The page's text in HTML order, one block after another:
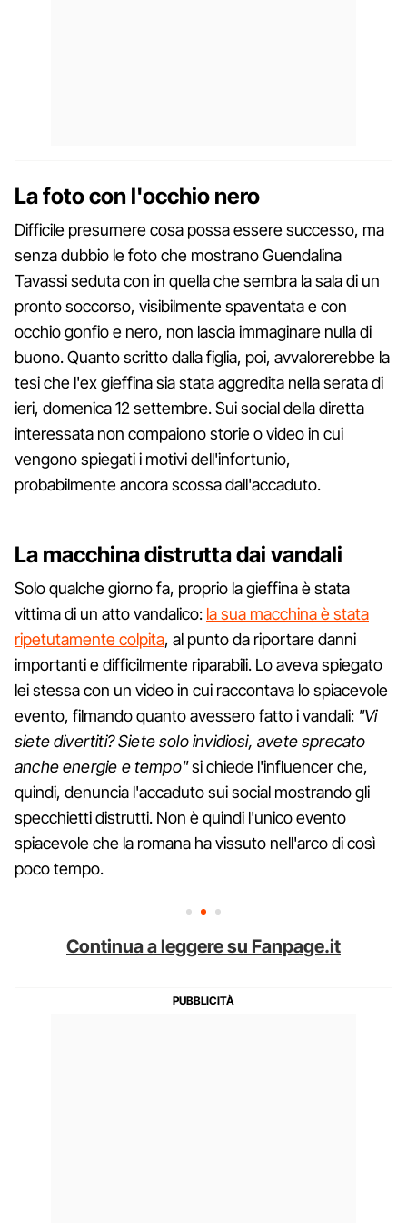
La foto con l'occhio nero
Difficile presumere cosa possa essere successo, ma
senza dubbio le foto che mostrano Guendalina
Tavassi seduta con in quella che sembra la sala di un
pronto soccorso, visibilmente spaventata e con
occhio gonfio e nero, non lascia immaginare nulla di
buono. Quanto scritto dalla figlia, poi, avvalorerebbe la
tesi che l'ex gieffina sia stata aggredita nella serata di
ieri, domenica 12 settembre. Sui social della diretta
interessata non compaiono storie o video in cui
vengono spiegati i motivi dell'infortunio,
probabilmente ancora scossa dall'accaduto.
La macchina distrutta dai vandali
Solo qualche giorno fa, proprio la gieffina è stata
vittima di un atto vandalico: la sua macchina è stata
ripetutamente colpita, al punto da riportare danni
importanti e difficilmente riparabili. Lo aveva spiegato
lei stessa con un video in cui raccontava lo spiacevole
evento, filmando quanto avessero fatto i vandali: "Vi
siete divertiti? Siete solo invidiosi, avete sprecato
anche energie e tempo"si chiede l'influencer che,
quindi, denuncia l'accaduto sui social mostrando gli
specchietti distrutti. Non è quindi l'unico evento
spiacevole che la romana ha vissuto nell'arco di così
poco tempo.
Continua a leggere su Fanpage.it